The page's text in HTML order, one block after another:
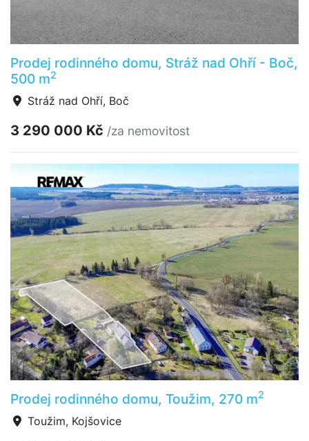
Prodej rodinného domu, Stráž nad Ohří - Boč,
500 m2
Stráž nad Ohří, Boč
3 290 000 Kč /za nemovitost
Prodej rodinného domu, Toužim, 270 m2
Toužim, Kojšovice